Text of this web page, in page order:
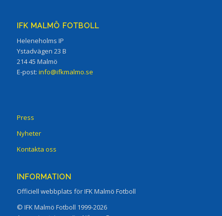
IFK MALMÖ FOTBOLL
Heleneholms IP
Ystadvägen 23 B
214 45 Malmö
E-post: info@ifkmalmo.se
Press
Nyheter
Kontakta oss
INFORMATION
Officiell webbplats för IFK Malmö Fotboll
© IFK Malmö Fotboll 1999-2026